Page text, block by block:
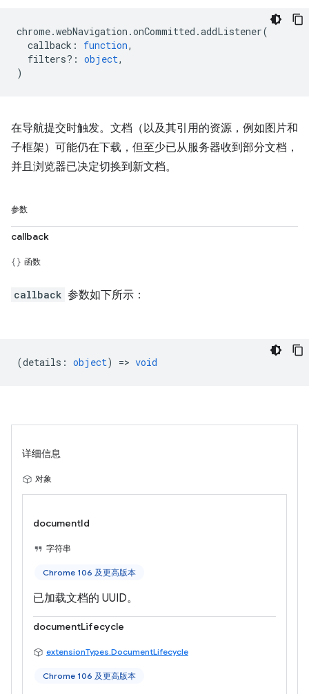
chrome.webNavigation .onCommitted .addListener(
callback : function,
filters? : object,
)
在导航提交时触发。文档（以及其引用的资源，例如图片和
子框架）可能仍在下载，但至少已从服务器收到部分文档，
并且浏览器已决定切换到新文档。
参数
callback
函数
callback 参数如下所示：
(details : object) => void
详细信息
对象
documentId
字符串
Chrome 106 及更高版本
已加载文档的 UUID。
documentLifecycle
extensionTypes.DocumentLifecycle
Chrome 106 及更高版本